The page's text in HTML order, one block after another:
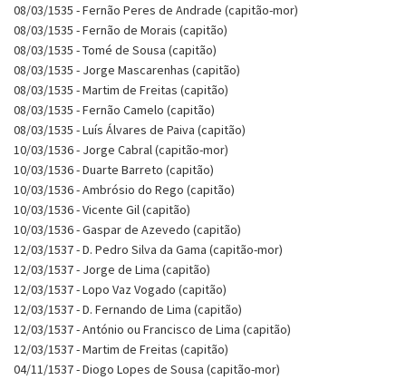
08/03/1535 - Fernão Peres de Andrade (capitão-mor)
08/03/1535 - Fernão de Morais (capitão)
08/03/1535 - Tomé de Sousa (capitão)
08/03/1535 - Jorge Mascarenhas (capitão)
08/03/1535 - Martim de Freitas (capitão)
08/03/1535 - Fernão Camelo (capitão)
08/03/1535 - Luís Álvares de Paiva (capitão)
10/03/1536 - Jorge Cabral (capitão-mor)
10/03/1536 - Duarte Barreto (capitão)
10/03/1536 - Ambrósio do Rego (capitão)
10/03/1536 - Vicente Gil (capitão)
10/03/1536 - Gaspar de Azevedo (capitão)
12/03/1537 - D. Pedro Silva da Gama (capitão-mor)
12/03/1537 - Jorge de Lima (capitão)
12/03/1537 - Lopo Vaz Vogado (capitão)
12/03/1537 - D. Fernando de Lima (capitão)
12/03/1537 - António ou Francisco de Lima (capitão)
12/03/1537 - Martim de Freitas (capitão)
04/11/1537 - Diogo Lopes de Sousa (capitão-mor)